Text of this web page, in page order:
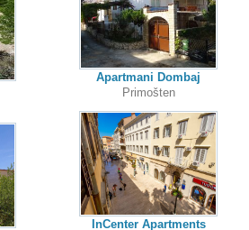
Apartmani Dombaj
Primošten
InCenter Apartments